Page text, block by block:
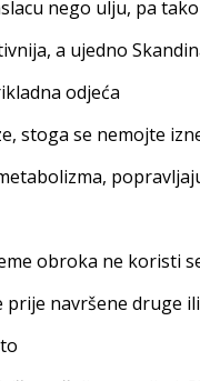
nego ulju, pa
a ujedno
odjeća
stoga se nemojte
obroka ne koristi
prije navršene druge